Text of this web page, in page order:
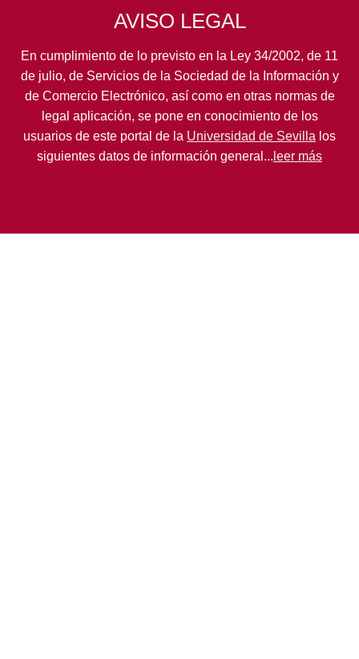
AVISO LEGAL
En cumplimiento de lo previsto en la Ley 34/2002, de 11
de julio, de Servicios de la Sociedad de la Información y
de Comercio Electrónico, así como en otras normas de
legal aplicación, se pone en conocimiento de los
usuarios de este portal de la Universidad de Sevilla los
siguientes datos de información general... leer más